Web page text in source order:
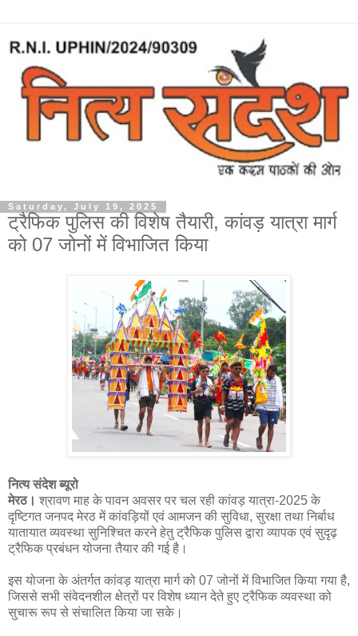
Saturday, July 19, 2025
ट्रैफिक पुलिस की विशेष तैयारी, कांवड़ यात्रा मार्ग
को 07 जोनों में विभाजित किया
नित्य संदेश ब्यूरो
मेरठ। श्रावण माह के पावन अवसर पर चल रही कांवड़ यात्रा-2025 के
दृष्टिगत जनपद मेरठ में कांवड़ियों एवं आमजन की सुविधा, सुरक्षा तथा निर्बाध
यातायात व्यवस्था सुनिश्चित करने हेतु ट्रैफिक पुलिस द्वारा व्यापक एवं सुदृढ़
ट्रैफिक प्रबंधन योजना तैयार की गई है।
इस योजना के अंतर्गत कांवड़ यात्रा मार्ग को 07 जोनों में विभाजित किया गया है,
जिससे सभी संवेदनशील क्षेत्रों पर विशेष ध्यान देते हुए ट्रैफिक व्यवस्था को
सुचारू रूप से संचालित किया जा सके।